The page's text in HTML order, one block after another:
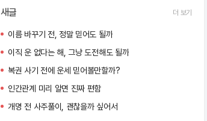
새글 더 보기
이름 바꾸기 전, 정말 믿어도 될까
이직 운 없다는 해, 그냥 도전해도 될까
복권 사기 전에 운세 믿어볼만할까?
인간관계 미리 알면 진짜 편함
개명 전 사주풀이, 괜찮을까 싶어서